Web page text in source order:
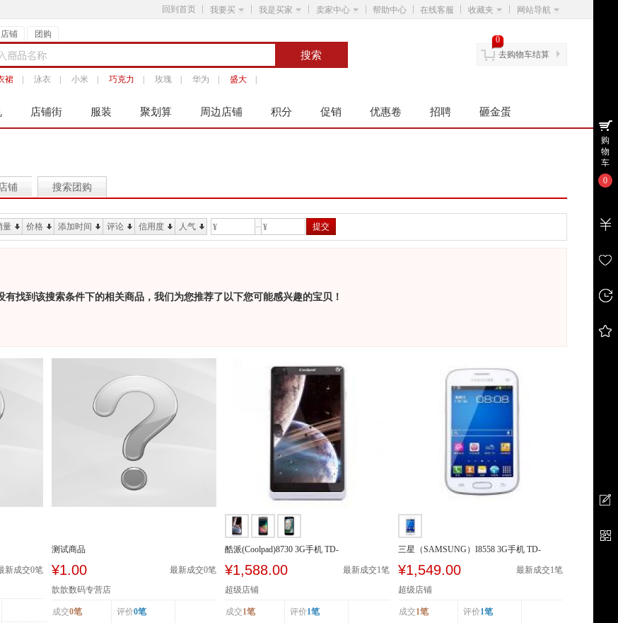
回到首页 我要买 我是买家 卖家中心 帮助中心 在线客服 收藏夹 网站导航
店铺 团购
裙 泳衣 小米 巧克力 玫瑰 华为 盛大
去购物车结算
0
店铺街 服装 聚划算 周边店铺 积分 促销 优惠卷 招聘 砸金蛋
铺 搜索团购
量 价格 添加时间 评论 信用度 人气 ¥ ¥ 提交
有找到该搜索条件下的相关商品，我们为您推荐了以下您可能感兴趣的宝贝！
新成交0笔
测试商品
¥1.00 最新成交0笔
歆歆数码专营店
成交0笔 评价0笔
酷派(Coolpad)8730 3G手机 TD-
¥1,588.00 最新成交1笔
超级店铺
成交1笔 评价1笔
三星（SAMSUNG）I8558 3G手机 TD-
¥1,549.00 最新成交1笔
超级店铺
成交1笔 评价1笔
购
物
车
0